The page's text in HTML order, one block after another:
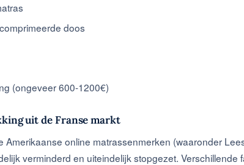
doos
(ongeveer 600-1200€)
uit de Franse markt
Amerikaanse online matrassenmerken (waaronder
verminderd en uiteindelijk stopgezet. Verschillende